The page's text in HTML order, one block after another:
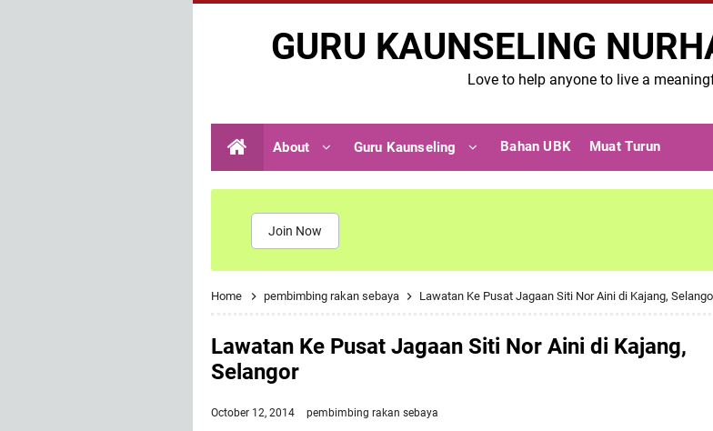
GURU KAUNSELING
Love to help anyone to live a
About Guru Kaunseling Bahan UBK Muat Turun
Join Now
Home pembimbing rakan sebaya Lawatan Ke Pusat Jagaan Siti Nor Aini di Kajang,
Lawatan Ke Pusat Jagaan Siti Nor Aini di Kajang,
Selangor
October 12, 2014 pembimbing rakan sebaya